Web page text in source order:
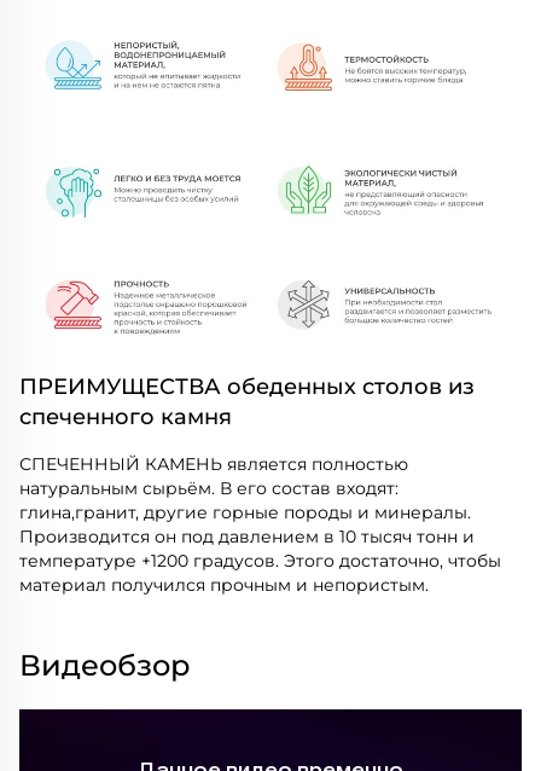
ПРЕИМУЩЕСТВА обеденных столов из
спеченного камня
СПЕЧЕННЫЙ КАМЕНЬ является полностью
натуральным сырьём. В его состав входят:
глина,гранит, другие горные породы и минералы.
Производится он под давлением в 10 тысяч тонн и
температуре +1200 градусов. Этого достаточно, чтобы
материал получился прочным и непористым.
Видеобзор